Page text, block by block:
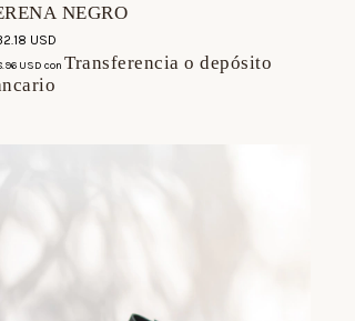
NEGRO
USD
USD con Transferencia o depósito